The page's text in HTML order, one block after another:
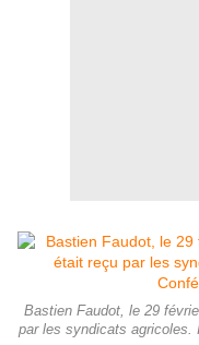
Bastien Faudot, le 29
par les syndicats agricoles.